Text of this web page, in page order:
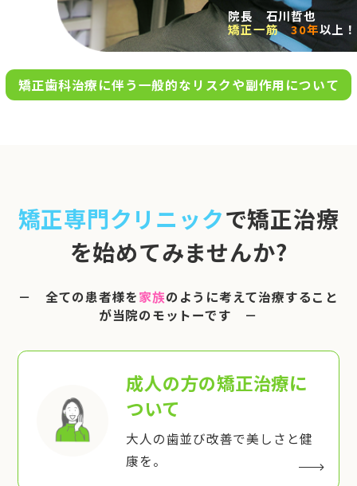
お問い合わせ
完全
0120-695-578
※日曜は不定期で診療してい
ます
院長 石川哲也
矯正一筋
30年以上！
矯正歯科治療に伴う一般的なリスクや副作用について
矯正専門クリニックで矯正治療
を始めてみませんか?
－ 全ての患者様を家族のように考えて治療すること
が当院のモットーです －
成人の方の矯正治療に
ついて
大人の歯並び改善で美しさと健
康を。